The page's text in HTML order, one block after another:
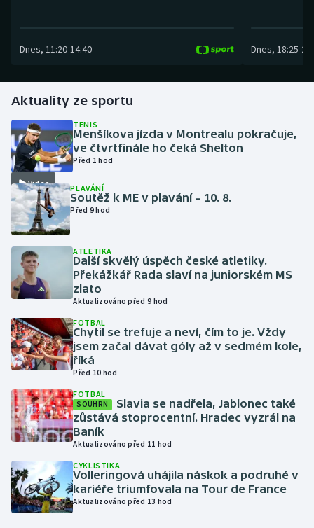
Florbal
Golf
Gymnastika
Házená
Jezdectví
Judo
Krasobruslení
Lezení
Lyže a snowboard
Moderní pětiboj
Motorsport
Olympijské hry
Parasport
Dnes, 11:20-14:40 Dnes, 18:25-
Aktuality ze sportu
Video
TENIS
Menšíkova jízda v Montrealu pokračuje,
ve čtvrtfinále ho čeká Shelton
Před 1 hod
PLAVÁNÍ
Soutěž k ME v plavání – 10. 8.
Před 9 hod
ATLETIKA
Další skvělý úspěch české atletiky.
Překážkář Rada slaví na juniorském MS
zlato
Aktualizováno před 9 hod
FOTBAL
Chytil se trefuje a neví, čím to je. Vždy
jsem začal dávat góly až v sedmém kole,
říká
Před 10 hod
FOTBAL
SOUHRN
Slavia se nadřela, Jablonec také
zůstává stoprocentní. Hradec vyzrál na
Baník
Aktualizováno před 11 hod
CYKLISTIKA
Volleringová uhájila náskok a podruhé v
kariéře triumfovala na Tour de France
Aktualizováno před 13 hod